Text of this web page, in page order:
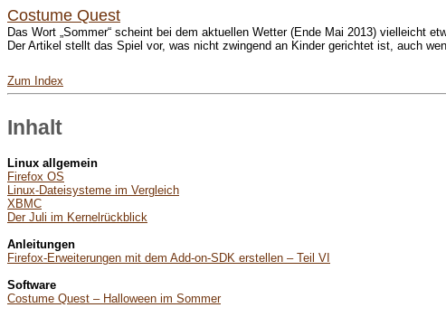
Costume Quest
Das Wort „Sommer“ scheint bei dem aktuellen Wetter (Ende Mai 2013) vielleicht
Der Artikel stellt das Spiel vor, was nicht zwingend an Kinder gerichtet ist, auch
Zum Index
Inhalt
Linux allgemein
Firefox OS
Linux-Dateisysteme im Vergleich
XBMC
Der Juli im Kernelrückblick
Anleitungen
Firefox-Erweiterungen mit dem Add-on-SDK erstellen – Teil VI
Software
Costume Quest – Halloween im Sommer